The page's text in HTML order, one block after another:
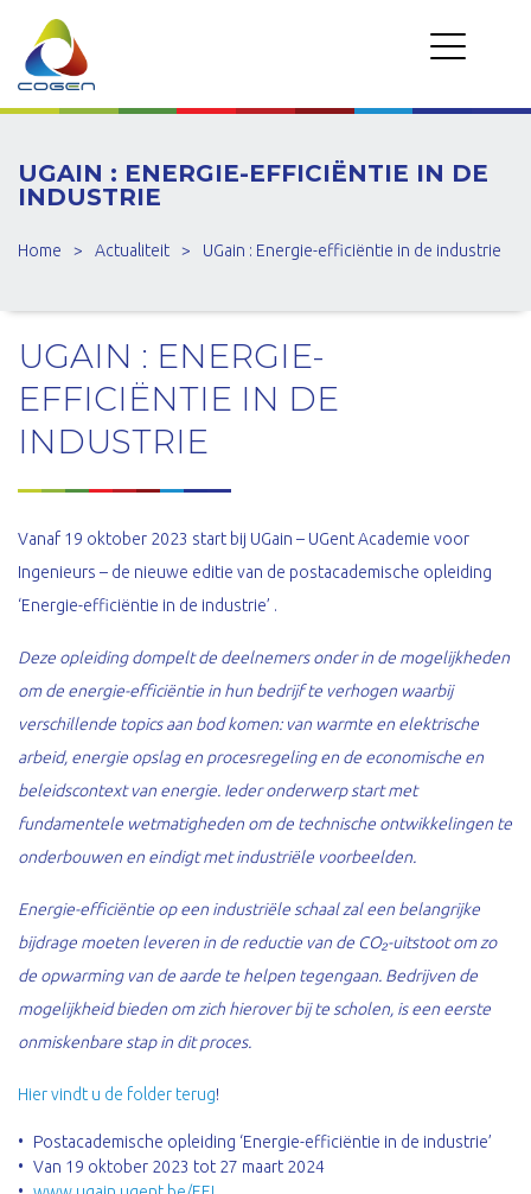
UGAIN : ENERGIE-EFFICIËNTIE IN DE
INDUSTRIE
Home > Actualiteit > UGain : Energie-efficiëntie in de industrie
UGAIN : ENERGIE-
EFFICIËNTIE IN DE
INDUSTRIE
Vanaf 19 oktober 2023 start bij UGain – UGent Academie voor
Ingenieurs – de nieuwe editie van de postacademische opleiding
‘Energie-efficiëntie in de industrie’ .
Deze opleiding dompelt de deelnemers onder in de mogelijkheden
om de energie-efficiëntie in hun bedrijf te verhogen waarbij
verschillende topics aan bod komen: van warmte en elektrische
arbeid, energie opslag en procesregeling en de economische en
beleidscontext van energie. Ieder onderwerp start met
fundamentele wetmatigheden om de technische ontwikkelingen te
onderbouwen en eindigt met industriële voorbeelden.
Energie-efficiëntie op een industriële schaal zal een belangrijke
bijdrage moeten leveren in de reductie van de CO₂-uitstoot om zo
de opwarming van de aarde te helpen tegengaan. Bedrijven de
mogelijkheid bieden om zich hierover bij te scholen, is een eerste
onmiskenbare stap in dit proces.
Hier vindt u de folder terug!
Postacademische opleiding ‘Energie-efficiëntie in de industrie’
Van 19 oktober 2023 tot 27 maart 2024